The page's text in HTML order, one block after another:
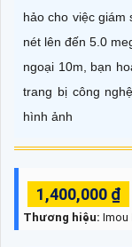
hảo cho việc
nét lên đến 5.0
ngoại 10m, bạn
trang bị công
hình ảnh
1,400,000 ₫
Thương hiệu: Imou